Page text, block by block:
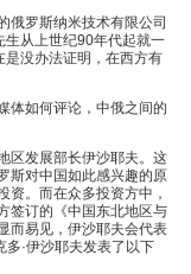
俄罗斯纳米技术有限公司
生从上世纪90年代起就一
是没办法证明，在西方有
体如何评论，中俄之间的
区发展部长伊沙耶夫。这
斯对中国如此感兴趣的原
资。而在众多投资方中，
签订的《中国东北地区与
而易见，伊沙耶夫会代表
·伊沙耶夫发表了以下